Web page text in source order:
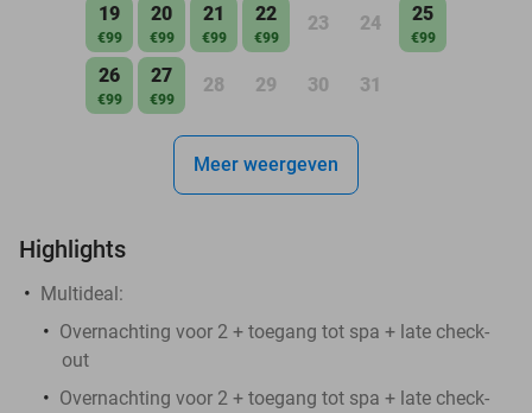
19
€99
20
€99
21
€99
22
€99
23 24 25
€99
26
€99
27
€99
28 29 30 31
Meer weergeven
Highlights
Multideal:
Overnachting voor 2 + toegang tot spa + late check-
out
Overnachting voor 2 + toegang tot spa + late check-